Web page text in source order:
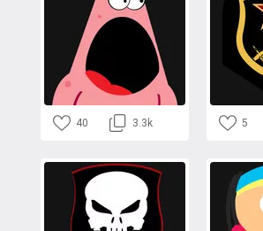
40 3.3k 5